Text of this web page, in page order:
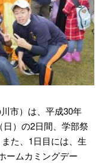
市）は、平成30年
日）の2日間、学部祭
た、1日目には、生
ームカミングデー